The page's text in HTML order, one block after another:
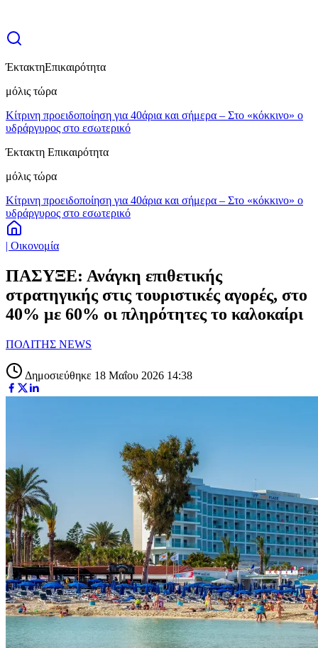
ΈκτακτηΕπικαιρότητα
μόλις τώρα
Κίτρινη προειδοποίηση για 40άρια και σήμερα – Στο «κόκκινο» ο
υδράργυρος στο εσωτερικό
Έκτακτη Επικαιρότητα
μόλις τώρα
Κίτρινη προειδοποίηση για 40άρια και σήμερα – Στο «κόκκινο» ο
υδράργυρος στο εσωτερικό
| Οικονομία
ΠΑΣΥΞΕ: Ανάγκη επιθετικής
στρατηγικής στις τουριστικές αγορές, στο
40% με 60% οι πληρότητες το καλοκαίρι
ΠΟΛΙΤΗΣ NEWS
Δημοσιεύθηκε 18 Μαΐου 2026 14:38